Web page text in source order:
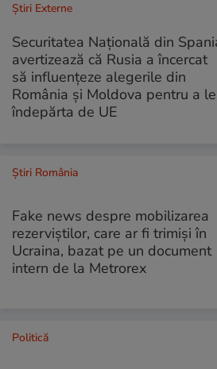
Știri Externe
Securitatea Națională din
avertizează că Rusia a încercat
să influențeze alegerile din
România și Moldova pentru a le
îndepărta de UE
Știri România
Fake news despre mobilizarea
rezerviștilor, care ar fi trimiși în
Ucraina, bazat pe un document
intern de la Metrorex
Politică